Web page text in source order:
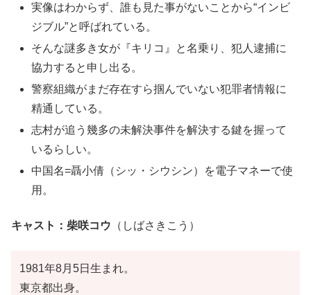
実像はわからず、誰も見た事がないことから“インビ
ジブル”と呼ばれている。
そんな謎多き女が『キリコ』と名乗り、犯人逮捕に
協力すると申し出る。
警察組織がまだ存在すら掴んでいない犯罪者情報に
精通している。
志村が追う幾多の未解決事件を解決する鍵を握って
いるらしい。
中国名=聶小倩（シッ・シウシン）を電子マネーで使
用。
キャスト：柴咲コウ （しばさきこう）
1981年8月5日生まれ。
東京都出身。